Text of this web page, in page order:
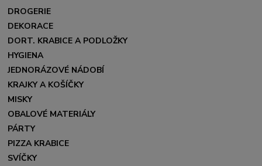
DROGERIE
DEKORACE
DORT. KRABICE A PODLOŽKY
HYGIENA
JEDNORÁZOVÉ NÁDOBÍ
KRAJKY A KOŠÍČKY
MISKY
OBALOVÉ MATERIÁLY
PÁRTY
PIZZA KRABICE
SVÍČKY